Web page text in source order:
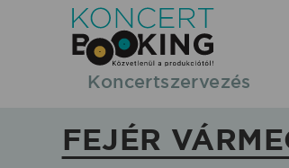
KoncertBooking
Koncertszervezés
Koncertszervezés
FEJÉR